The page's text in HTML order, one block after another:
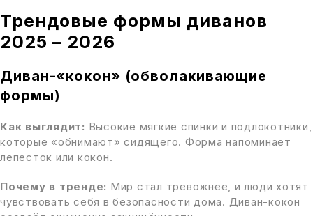
Трендовые формы диванов
2025 – 2026
Диван-«кокон» (обволакивающие
формы)
Как выглядит: Высокие мягкие спинки и подлокотники,
которые «обнимают» сидящего. Форма напоминает
лепесток или кокон.
Почему в тренде: Мир стал тревожнее, и люди хотят
чувствовать себя в безопасности дома. Диван-кокон